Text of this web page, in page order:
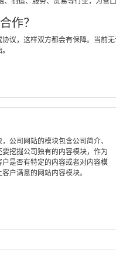
作？
议，这样双方都会有保障。当
公司网站的模块包含公司简介、
挖掘公司独有的内容模块，作为
是否有特定的内容或者对内容模
户满意的网站内容模块。